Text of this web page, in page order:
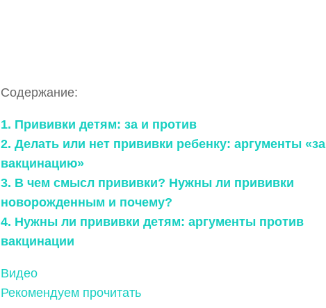
Содержание:
1. Прививки детям: за и против
2. Делать или нет прививки ребенку: аргументы «за
вакцинацию»
3. В чем смысл прививки? Нужны ли прививки
новорожденным и почему?
4. Нужны ли прививки детям: аргументы против
вакцинации
Видео
Рекомендуем прочитать